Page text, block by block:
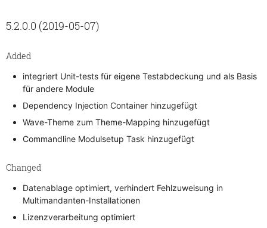
5.2.0.0 (2019-05-07)
Added
integriert Unit-tests für eigene Testabdeckung und als Basis
für andere Module
Dependency Injection Container hinzugefügt
Wave-Theme zum Theme-Mapping hinzugefügt
Commandline Modulsetup Task hinzugefügt
Changed
Datenablage optimiert, verhindert Fehlzuweisung in
Multimandanten-Installationen
Lizenzverarbeitung optimiert